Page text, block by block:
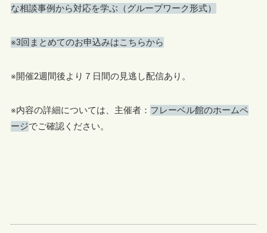
な相談事例から対応を学ぶ（グループワーク形式）
※3回まとめてのお申込みはこちらから
※開催2週間後より７日間の見逃し配信あり。
※内容の詳細については、主催者： フレーベル館のホームペ
ージでご確認ください。